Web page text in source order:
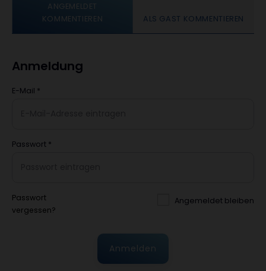
ANGEMELDET
KOMMENTIEREN
ALS GAST KOMMENTIEREN
Anmeldung
E-Mail *
Passwort *
Passwort
vergessen?
Angemeldet bleiben
Anmelden